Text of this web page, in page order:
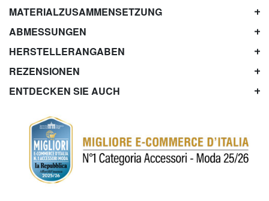
MATERIALZUSAMMENSETZUNG
ABMESSUNGEN
HERSTELLERANGABEN
REZENSIONEN
ENTDECKEN SIE AUCH